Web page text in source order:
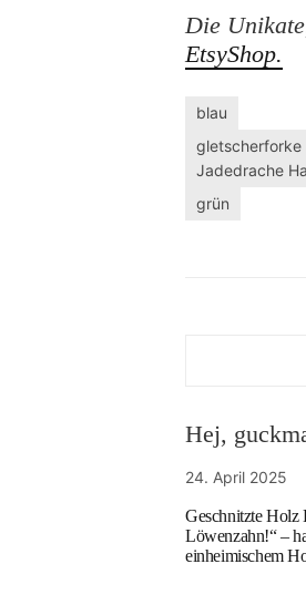
Die
EtsyShop.
blau
gletscherforke
Jadedrache
grün
Hej,
24. April 2025
Geschnitzte Holz
Löwenzahn!“ –
einheimischem